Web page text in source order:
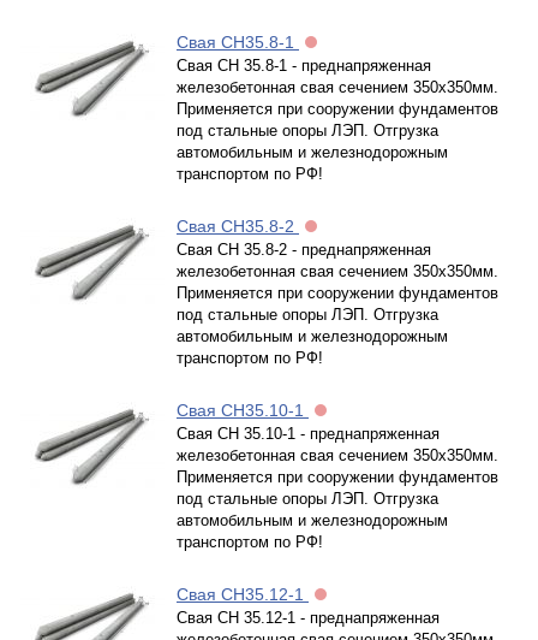
Свая СН35.8-1
Свая СН 35.8-1 - преднапряженная
железобетонная свая сечением 350х350мм.
Применяется при сооружении фундаментов
под стальные опоры ЛЭП. Отгрузка
автомобильным и железнодорожным
транспортом по РФ!
Свая СН35.8-2
Свая СН 35.8-2 - преднапряженная
железобетонная свая сечением 350х350мм.
Применяется при сооружении фундаментов
под стальные опоры ЛЭП. Отгрузка
автомобильным и железнодорожным
транспортом по РФ!
Свая СН35.10-1
Свая СН 35.10-1 - преднапряженная
железобетонная свая сечением 350х350мм.
Применяется при сооружении фундаментов
под стальные опоры ЛЭП. Отгрузка
автомобильным и железнодорожным
транспортом по РФ!
Свая СН35.12-1
Свая СН 35.12-1 - преднапряженная